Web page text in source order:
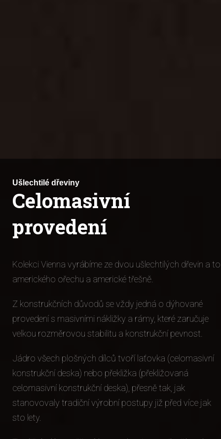
Ušlechtilé dřeviny
Celomasivní
provedení
Kolekci Vienna vyrábíme ze dvou ušlechtilých dřevin a to
amerického ořechu a americké třešně.
Z konstrukčních důvodů se vždy jedná o dýhované
provedení s masivními nákližky a rámy, které zaručuje
velkou rozměrovou stabilitu a konstrukční pevnost.
Jádro všech plošných dílců tvoří laťovka (celomasivní
konstrukční deska) nebo překližka (překližovaná
celomasivní konstrukční deska), přesně tak, jak
stanovovaly tradiční výrobní postupy již před více jak
sto lety.